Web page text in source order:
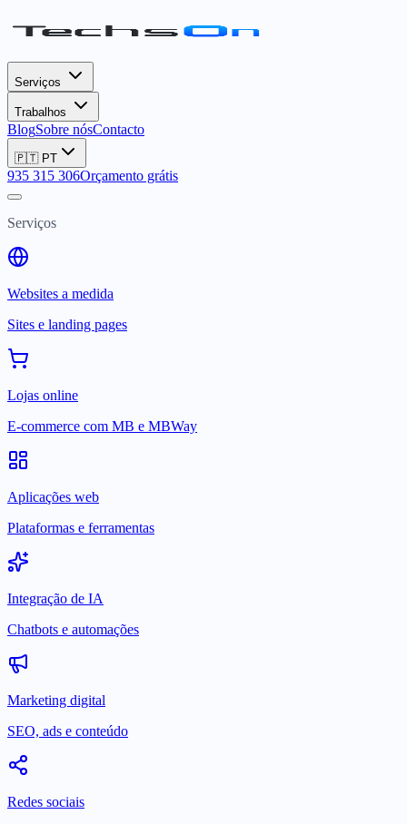
Serviços
Trabalhos
BlogSobre nósContacto
🇵🇹 PT
935 315 306Orçamento grátis
Serviços
Websites a medida
Sites e landing pages
Lojas online
E-commerce com MB e MBWay
Aplicações web
Plataformas e ferramentas
Integração de IA
Chatbots e automações
Marketing digital
SEO, ads e conteúdo
Redes sociais